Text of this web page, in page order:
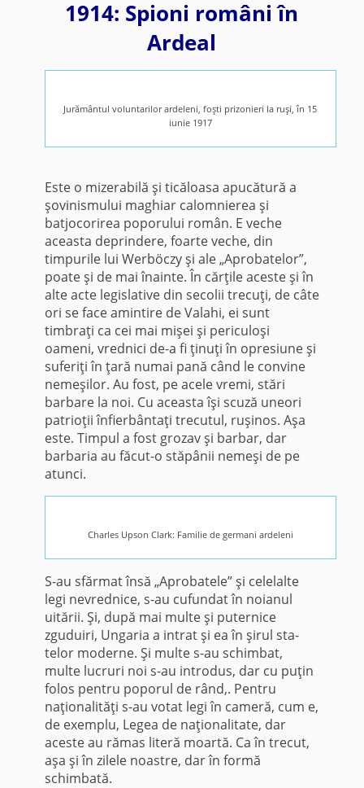
1914: Spioni români în
Ardeal
Jurământul voluntarilor ardeleni, foşti prizonieri la ruşi, în 15
iunie 1917
Este o mizerabilă şi ticăloasa apucătură a
şovinismului maghiar calomnierea şi
batjocorirea poporu­lui român. E veche
aceasta deprindere, foarte veche, din
timpurile lui Werböczy şi ale „Aprobatelor”,
poate şi de mai înainte. În cărţile aceste şi în
alte acte legislative din secolii tre­cuţi, de câte
ori se face amintire de Valahi, ei sunt
timbraţi ca cei mai mişei şi periculoşi
oameni, vrednici de-a fi ţinuţi în opresiune şi
sufe­riţi în ţară numai pană când le convine
nemeşilor. Au fost, pe acele vremi, stări
barbare la noi. Cu aceasta îşi scuză uneori
patrioţii înfierbântaţi trecu­tul, ruşinos. Aşa
este. Timpul a fost grozav şi barbar, dar
barbaria au făcut-o stăpânii nemeşi de pe
atunci.
Charles Upson Clark: Familie de germani ardeleni
S-au sfărmat însă „Aprobatele” şi celelalte
legi nevrednice, s-au cu­fundat în noianul
uitării. Şi, după mai multe şi puternice
zguduiri, Ungaria a intrat şi ea în şirul sta­
telor moderne. Şi multe s-au schim­bat,
multe lucruri noi s-au intro­dus, dar cu puţin
folos pentru poporul de rând,. Pentru
naţionalităţi s-au votat legi în cameră, cum e,
de exemplu, Legea de naţionalitate, dar
aceste au rămas literă moartă. Ca în trecut,
aşa şi în zilele noastre, dar în formă
schimbată.